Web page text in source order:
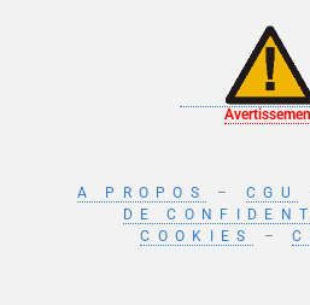
A PROPOS – CGU
DE
COOKIES
–